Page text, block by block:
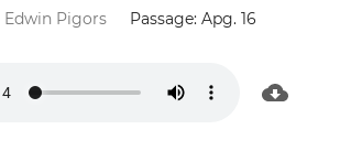
Edwin Pigors Passage: Apg. 16